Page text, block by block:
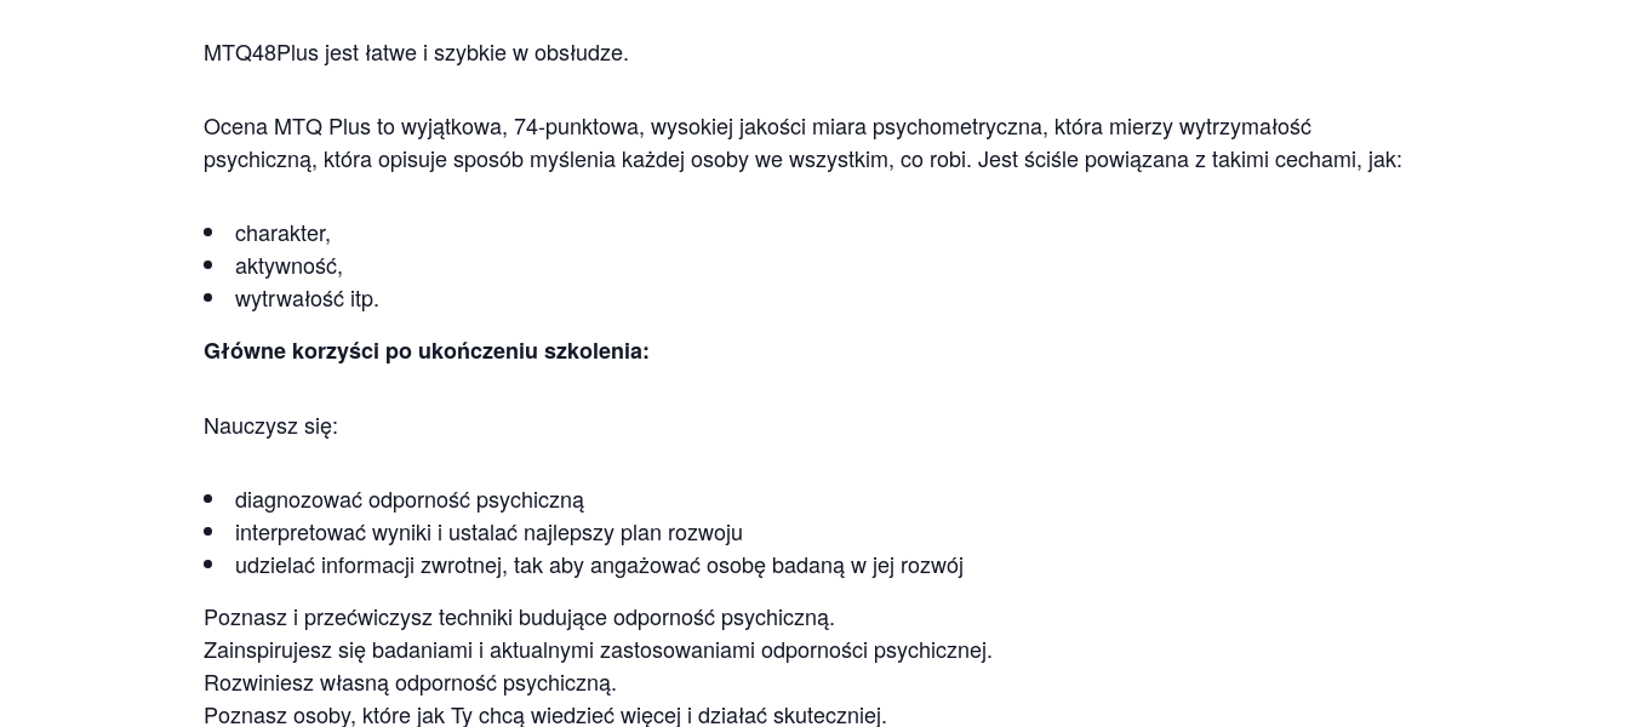
MTQ48Plus jest łatwe i szybkie w obsłudze.
Ocena MTQ Plus to wyjątkowa, 74-punktowa, wysokiej jakości miara psychometryczna, która mierzy wytrzymałość
psychiczną, która opisuje sposób myślenia każdej osoby we wszystkim, co robi. Jest ściśle powiązana z takimi cechami, jak:
charakter,
aktywność,
wytrwałość itp.
Główne korzyści po ukończeniu szkolenia:
Nauczysz się:
diagnozować odporność psychiczną
interpretować wyniki i ustalać najlepszy plan rozwoju
udzielać informacji zwrotnej, tak aby angażować osobę badaną w jej rozwój
Poznasz i przećwiczysz techniki budujące odporność psychiczną.
Zainspirujesz się badaniami i aktualnymi zastosowaniami odporności psychicznej.
Rozwiniesz własną odporność psychiczną.
Poznasz osoby, które jak Ty chcą wiedzieć więcej i działać skuteczniej.